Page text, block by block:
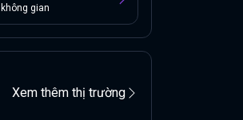
gian
Xem thêm thị trường